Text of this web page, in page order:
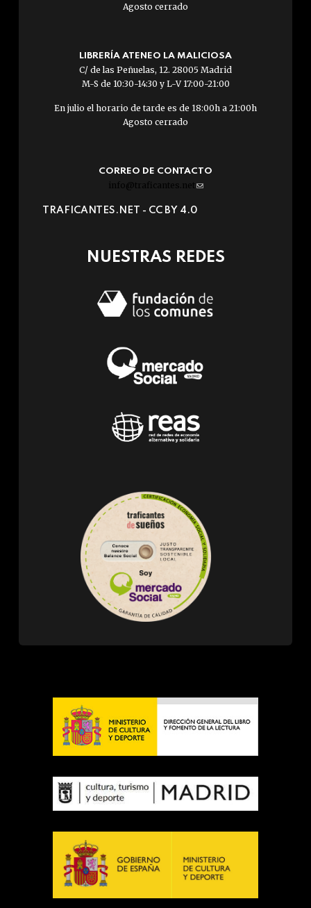
Agosto cerrado
LIBRERÍA ATENEO LA MALICIOSA
C/ de las Peñuelas, 12. 28005 Madrid
M-S de 10:30-14:30 y L-V 17:00-21:00
En julio el horario de tarde es de 18:00h a 21:00h
Agosto cerrado
CORREO DE CONTACTO
info@traficantes.net (link
e-
TRAFICANTES.NET - CC BY 4.0
NUESTRAS REDES